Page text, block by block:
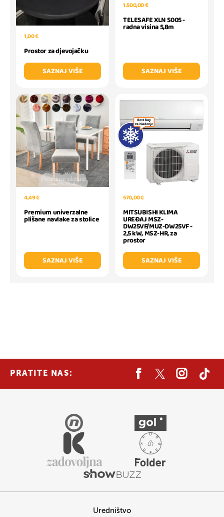
1,00 €
Prostor za djevojačku
SAZNAJ VIŠE
1.500,00 €
TELESAFE XLN S005 -
radna visina 5,8m
SAZNAJ VIŠE
4,49 €
Premium univerzalne
plišane navlake za stolice
SAZNAJ VIŠE
570,00 €
MITSUBISHI KLIMA
UREĐAJ MSZ-
DW25VF/MUZ-DW25VF -
2,5 kW, MSZ-HR, za
prostor
SAZNAJ VIŠE
PRATITE NAS:
Uredništvo